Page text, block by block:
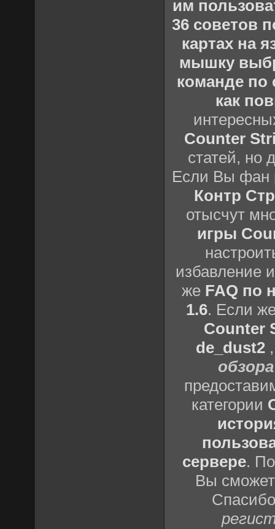
им
36 советов
картах на
мышку
команде по
как
Counter
статей, но
Если Вы фан
Контр
отысчут
игры
избавление
же FAQ по
1.6. Если
Counter
de_dust2
категории
сервере.
Вы